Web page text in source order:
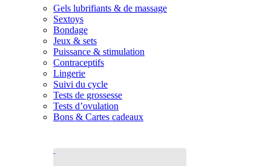
Gels lubrifiants & de massage
Sextoys
Bondage
Jeux & sets
Puissance & stimulation
Contraceptifs
Lingerie
Suivi du cycle
Tests de grossesse
Tests d’ovulation
Bons & Cartes cadeaux